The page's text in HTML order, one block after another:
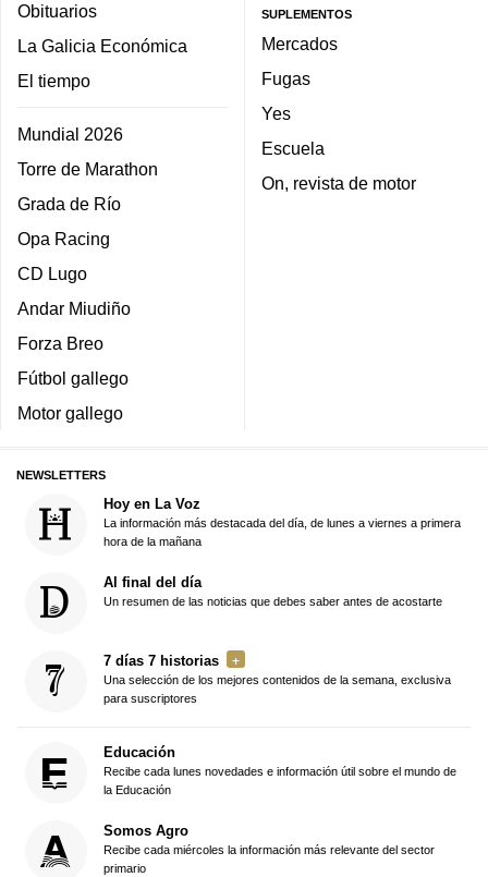
Obituarios
La Galicia Económica
El tiempo
Mundial 2026
Torre de Marathon
Grada de Río
Opa Racing
CD Lugo
Andar Miudiño
Forza Breo
Fútbol gallego
Motor gallego
SUPLEMENTOS
Mercados
Fugas
Yes
Escuela
On, revista de motor
NEWSLETTERS
Hoy en La Voz
La información más destacada del día, de lunes a viernes a primera
hora de la mañana
Al final del día
Un resumen de las noticias que debes saber antes de acostarte
7 días 7 historias
Una selección de los mejores contenidos de la semana, exclusiva
para suscriptores
Educación
Recibe cada lunes novedades e información útil sobre el mundo de
la Educación
Somos Agro
Recibe cada miércoles la información más relevante del sector
primario